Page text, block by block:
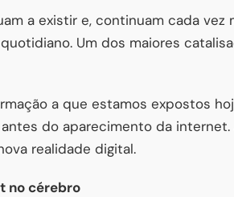
a existir e, continuam cada
Um dos maiores
a que estamos expostos
do aparecimento da
realidade digital.
no cérebro